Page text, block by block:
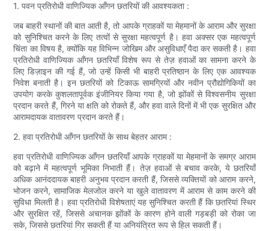
1. पवन प्रतिरोधी वाणिज्यिक आँगन छतरियों की आवश्यकता :
जब बाहरी स्थानों की बात आती है, तो आपके ग्राहकों या मेहमानों के आराम और सुरक्षा
को सुनिश्चित करने के लिए तत्वों से सुरक्षा महत्वपूर्ण है। हवा अक्सर एक महत्वपूर्ण
चिंता का विषय है, क्योंकि यह विभिन्न जोखिम और असुविधाएँ पैदा कर सकती है। हवा
प्रतिरोधी वाणिज्यिक आँगन छतरियाँ विशेष रूप से तेज़ हवाओं का सामना करने के
लिए डिज़ाइन की गई हैं, जो उन्हें किसी भी बाहरी प्रतिष्ठान के लिए एक आवश्यक
निवेश बनाती है। इन छतरियों को टिकाऊ सामग्रियों और नवीन प्रौद्योगिकियों का
उपयोग करके कुशलतापूर्वक इंजीनियर किया गया है, जो झोंकों से विश्वसनीय सुरक्षा
प्रदान करते हैं, गिरने या क्षति को रोकते हैं, और हवा वाले दिनों में भी एक सुरक्षित और
आरामदायक वातावरण प्रदान करते हैं।
2. हवा प्रतिरोधी आँगन छतरियों के साथ बेहतर आराम :
हवा प्रतिरोधी वाणिज्यिक आँगन छतरियाँ आपके ग्राहकों या मेहमानों के समग्र आराम
को बढ़ाने में महत्वपूर्ण भूमिका निभाती हैं। तेज़ हवाओं से बचाव करके, ये छतरियाँ
अधिक आनंददायक बाहरी अनुभव प्रदान करती हैं, जिससे व्यक्तियों को आराम करने,
भोजन करने, सामाजिक मेलजोल करने या खुले वातावरण में आराम से काम करने की
सुविधा मिलती है। हवा प्रतिरोधी विशेषताएं यह सुनिश्चित करती हैं कि छतरियां स्थिर
और सुरक्षित रहें, जिससे अचानक झोंकों के कारण होने वाली गड़बड़ी को रोका जा
सके, जिससे छतरियां गिर सकती हैं या अनियंत्रित रूप से हिल सकती हैं।